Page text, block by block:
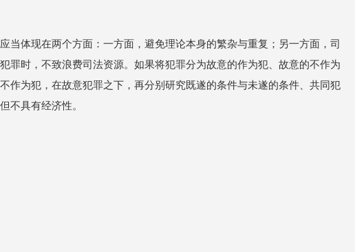
当体现在两个方面：一方面，避免理论本身的繁杂与重复；另一方面，司
罪时，不致浪费司法资源。如果将犯罪分为故意的作为犯、故意的不作为
作为犯，在故意犯罪之下，再分别研究既遂的条件与未遂的条件、共同犯
不具有经济性。